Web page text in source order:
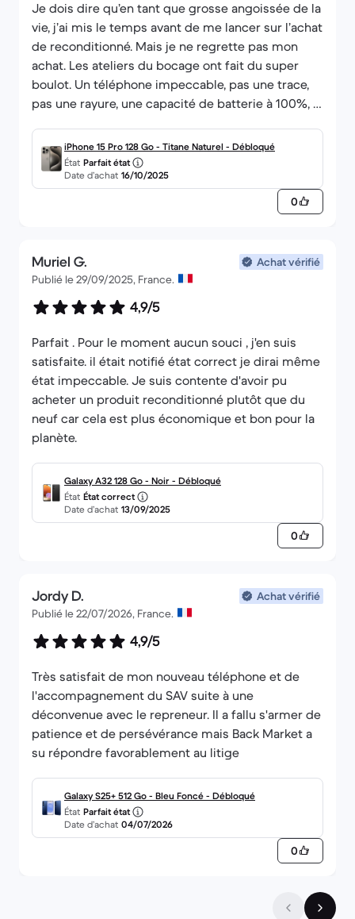
Je dois dire qu’en tant que grosse angoissée de la
vie, j’ai mis le temps avant de me lancer sur l’achat
de reconditionné. Mais je ne regrette pas mon
achat. Les ateliers du bocage ont fait du super
boulot. Un téléphone impeccable, pas une trace,
pas une rayure, une capacité de batterie à 100%, il
que je l’utilise et y a rien à dire il est juste parfait !
Merci les ateliers du bocage et merci back market
iPhone 15 Pro 128 Go - Titane Naturel - Débloqué
État Parfait état
Date d’achat 16/10/2025
0
Muriel G.
Achat vérifié
Publié le 29/09/2025, France.
4,9/5
Parfait . Pour le moment aucun souci , j'en suis
satisfaite. il était notifié état correct je dirai même
état impeccable. Je suis contente d'avoir pu
acheter un produit reconditionné plutôt que du
neuf car cela est plus économique et bon pour la
planète.
Galaxy A32 128 Go - Noir - Débloqué
État État correct
Date d’achat 13/09/2025
0
Jordy D.
Achat vérifié
Publié le 22/07/2026, France.
4,9/5
Très satisfait de mon nouveau téléphone et de
l'accompagnement du SAV suite à une
déconvenue avec le repreneur. Il a fallu s'armer de
patience et de persévérance mais Back Market a
su répondre favorablement au litige
Galaxy S25+ 512 Go - Bleu Foncé - Débloqué
État Parfait état
Date d’achat 04/07/2026
0